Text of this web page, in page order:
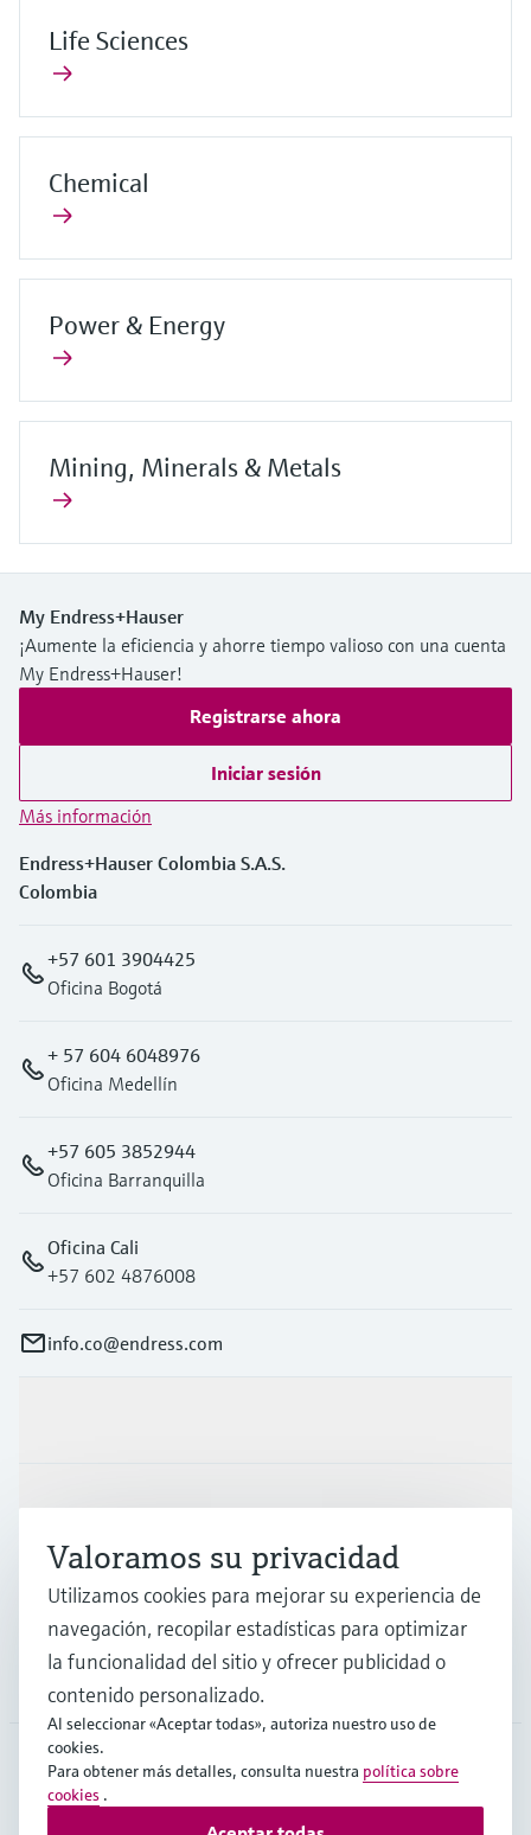
Life Sciences
Chemical
Power & Energy
Mining, Minerals & Metals
My Endress+Hauser
¡Aumente la eficiencia y ahorre tiempo valioso con una cuenta
My Endress+Hauser!
Registrarse ahora
Iniciar sesión
Más información
Endress+Hauser Colombia S.A.S.
Colombia
+57 601 3904425
Oficina Bogotá
+ 57 604 6048976
Oficina Medellín
+57 605 3852944
Oficina Barranquilla
Oficina Cali
+57 602 4876008
info.co@endress.com
Industrias
Soporte
COL
Valoramos su privacidad
Utilizamos cookies para mejorar su experiencia de
navegación, recopilar estadísticas para optimizar
la funcionalidad del sitio y ofrecer publicidad o
contenido personalizado.
Al seleccionar «Aceptar todas», autoriza nuestro uso de
cookies.
Para obtener más detalles, consulta nuestra política sobre
cookies .